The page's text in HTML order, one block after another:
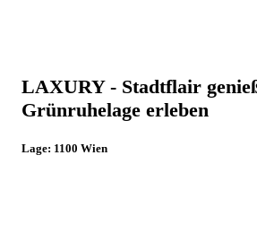
LAXURY - Stadtflair
Grünruhelage erleben
Lage: 1100 Wien